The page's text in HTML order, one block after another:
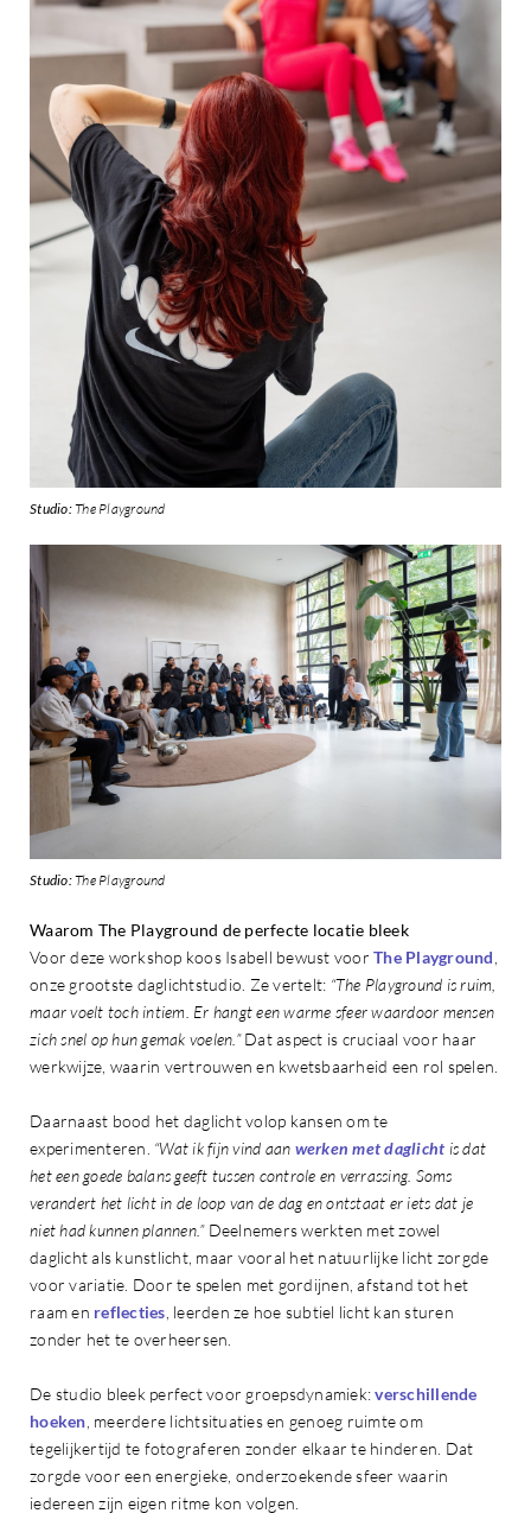
Studio:The Playground
Studio:The Playground
Waarom The Playground de perfecte locatie bleek
Voor deze workshop koos Isabell bewust voor The Playground
onze grootste daglichtstudio. Ze vertelt: “The Playground is ruim,
maar voelt toch intiem. Er hangt een warme sfeer waardoor mensen
zich snel op hun gemak voelen.”Dat aspect is cruciaal voor haar
werkwijze, waarin vertrouwen en kwetsbaarheid een rol spelen.
Daarnaast bood het daglicht volop kansen om te
experimenteren. “Wat ik fijn vind aan werken met daglicht is dat
het een goede balans geeft tussen controle en verrassing. Soms
verandert het licht in de loop van de dag en ontstaat er iets dat je
niet had kunnen plannen.” Deelnemers werkten met zowel
daglicht als kunstlicht, maar vooral het natuurlijke licht zorgde
voor variatie. Door te spelen met gordijnen, afstand tot het
raam en reflecties , leerden ze hoe subtiel licht kan sturen
zonder het te overheersen.
De studio bleek perfect voor groepsdynamiek:verschillende
hoeken , meerdere lichtsituaties en genoeg ruimte om
tegelijkertijd te fotograferen zonder elkaar te hinderen. Dat
zorgde voor een energieke, onderzoekende sfeer waarin
iedereen zijn eigen ritme kon volgen.